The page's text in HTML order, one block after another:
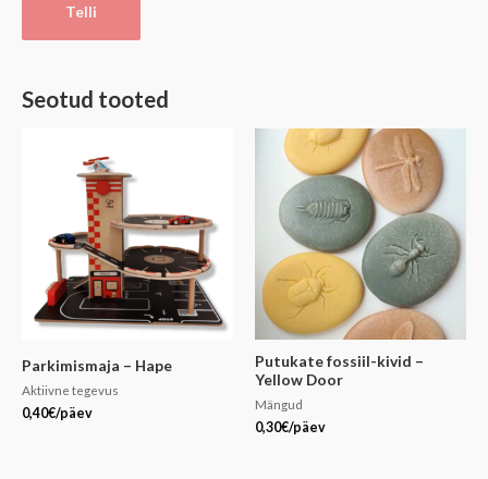
Telli
Seotud tooted
Parkimismaja – Hape
Aktiivne tegevus
0,40€/päev
Putukate fossiil-kivid –
Yellow Door
Mängud
0,30€/päev